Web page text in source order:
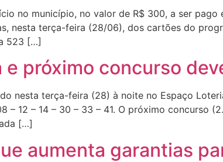
no município, no valor de R$ 300, a ser pago
nesta terça-feira (28/06), dos cartões do
523 […]
próximo concurso
nesta terça-feira (28) à noite no Espaço
– 12 – 14 – 30 – 33 – 41. O próximo concurso
[…]
aumenta garantias